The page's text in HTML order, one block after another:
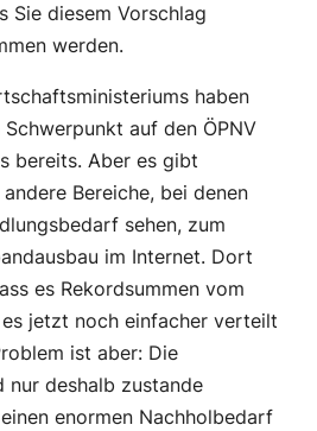
Sie diesem Vorschlag
werden.
haben
auf den ÖPNV
bereits. Aber es gibt
Bereiche, bei denen
sehen, zum
im Internet. Dort
es Rekordsummen vom
jetzt noch einfacher verteilt
ist aber: Die
nur deshalb zustande
enormen Nachholbedarf